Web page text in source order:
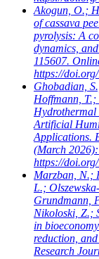
Akogun, O.;
of cassava
pyrolysis: A
dynamics,
115607.
https://
Ghobadian,
Hoffmann,
Artificial
Applications.
(March
https://
Marzban, N.;
L.;
Grundmann,
Nikoloski, Z.;
in
reduction,
Research